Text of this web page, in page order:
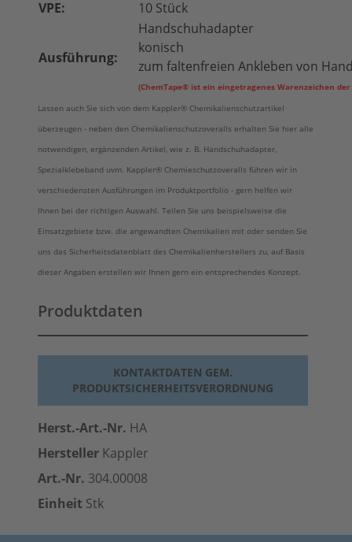
VPE: 10 Stück
Ausführung:
Handschuhadapter
konisch
zum faltenfreien Ankleben von
(ChemTape® ist ein eingetragenes Warenzeichen
Lassen auch Sie sich von dem Kappler® Chemikalienschutzartikel
überzeugen - neben den Chemikalienschutzoveralls erhalten Sie hier alle
notwendigen, ergänzenden Artikel, wie z. B. Handschuhadapter,
Spezialklebeband uvm. Kappler® Chemieschutzoveralls führen wir in
verschiedensten Ausführungen im Produktportfolio - gern helfen wir
Ihnen bei der richtigen Auswahl. Teilen Sie uns beispielsweise die
Einsatzgebiete bzw. die angewandten Chemikalien mit oder senden Sie
uns das Sicherheitsdatenblatt des Chemikalienherstellers zu, auf Basis
dieser Angaben erstellen wir Ihnen gern ein entsprechendes Konzept.
Produktdaten
KONTAKTDATEN GEM.
PRODUKTSICHERHEITSVERORDNUNG
Herst.-Art.-Nr. HA
Hersteller Kappler
Art.-Nr. 304.00008
Einheit Stk